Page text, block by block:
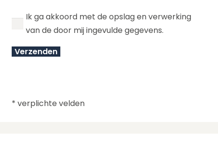
Ik ga akkoord met de opslag en verwerking
van de door mij ingevulde gegevens.
* verplichte velden